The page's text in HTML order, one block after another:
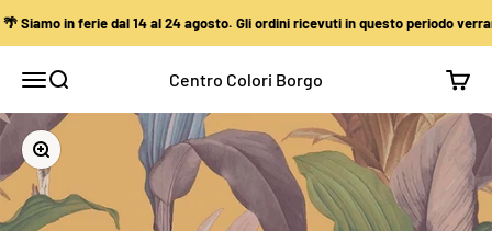
Vai al contenuto
in ferie dal 14 al 24 agosto. Gli ordini ricevuti in questo periodo
Apri il menu di navigazione
Mostra il menu di ricercaCentro Colori Borgo
Ingrandisci immagine